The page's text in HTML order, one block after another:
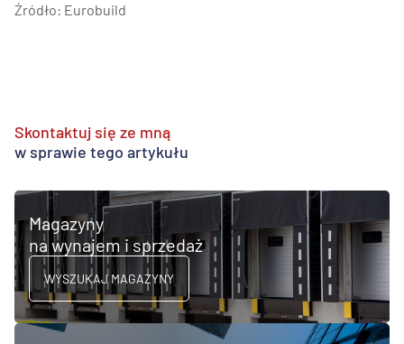
Źródło: Eurobuild
Skontaktuj się ze mną
w sprawie tego artykułu
Magazyny
na wynajem i sprzedaż
WYSZUKAJ MAGAZYNY